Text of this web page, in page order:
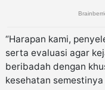
“Harapan kami,
serta evaluasi agar
beribadah dengan
kesehatan